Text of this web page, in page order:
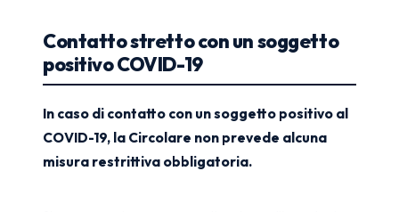
Contatto stretto con un soggetto
positivo COVID-19
In caso di contatto con un soggetto positivo al
COVID-19, la Circolare non prevede alcuna
misura restrittiva obbligatoria.